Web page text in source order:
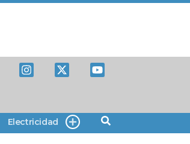
Electricidad